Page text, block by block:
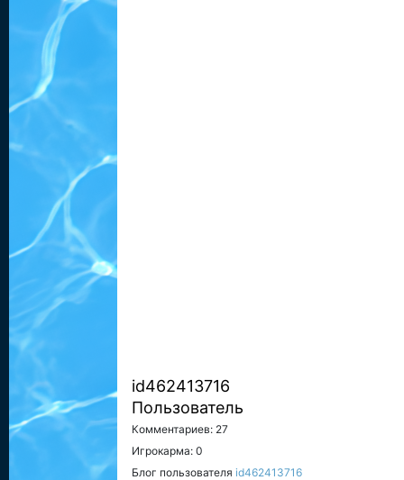
id462413716
Пользователь
Комментариев: 27
Игрокарма: 0
Блог пользователя id462413716